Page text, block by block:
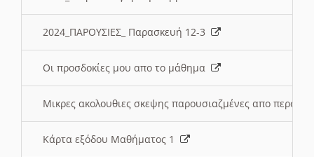
2024_ΠΑΡΟΥΣΙΕΣ_ Παρασκευή 12-3
Οι προσδοκίες μου απο το μάθημα
Μικρες ακολουθιες σκεψης παρουσιαζμένες απο
Κάρτα εξόδου Μαθήματος 1